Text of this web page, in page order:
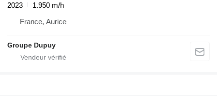
2023
1.950 m/h
France, Aurice
Groupe Dupuy